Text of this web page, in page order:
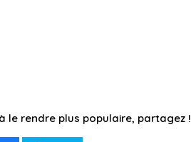
le rendre plus populaire, partagez !